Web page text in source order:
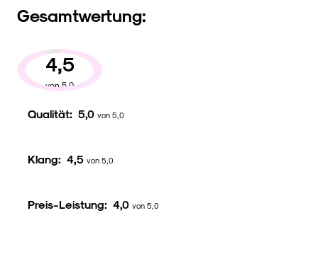
Gesamtwertung:
4,5
von 5,0
Qualität: 5,0 von 5,0
Klang: 4,5 von 5,0
Preis-Leistung: 4,0 von 5,0